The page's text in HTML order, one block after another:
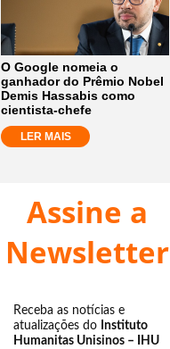
O Google nomeia o
ganhador do Prêmio Nobel
Demis Hassabis como
cientista-chefe
LER MAIS
Assine a
Newsletter
Receba as notícias e
atualizações do Instituto
Humanitas Unisinos – IHU